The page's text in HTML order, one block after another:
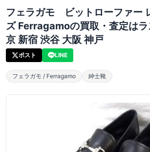
フェラガモ ビットローファー
ズ Ferragamoの買取・査定は
京 新宿 渋谷 大阪 神戸
ポスト LINE
フェラガモ / Ferragamo 紳士靴